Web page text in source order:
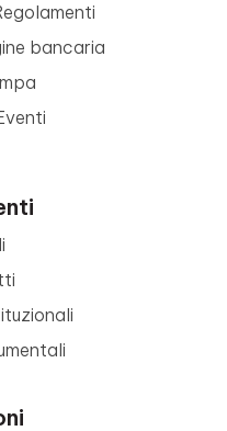
bancaria